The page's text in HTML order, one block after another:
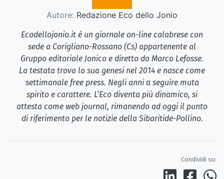
Autore: Redazione Eco dello Jonio
Ecodellojonio.it è un giornale on-line calabrese con
sede a Corigliano-Rossano (Cs) appartenente al
Gruppo editoriale Jonico e diretto da Marco Lefosse.
La testata trova la sua genesi nel 2014 e nasce come
settimanale free press. Negli anni a seguire muta
spirito e carattere. L’Eco diventa più dinamico, si
attesta come web journal, rimanendo ad oggi il punto
di riferimento per le notizie della Sibaritide-Pollino.
Condividi su: